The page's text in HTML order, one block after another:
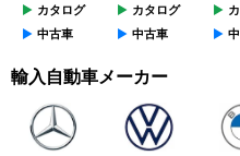
カタログ
中古車
カタログ
中古車
輸入自動車メーカー